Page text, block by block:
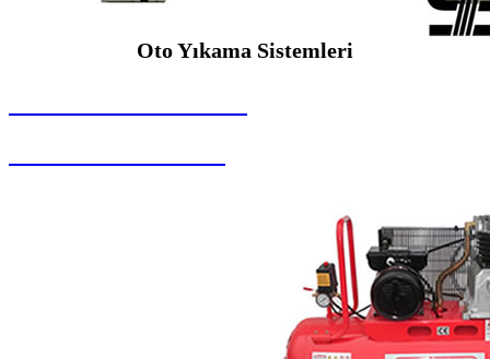
Oto Yıkama Sistemleri